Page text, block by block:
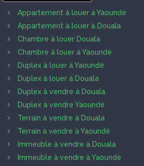
Appartement à louer à Yaoundé
Appartement à louer à Douala
Chambre à louer Douala
Chambre à louer à Yaoundé
Duplex à louer à Yaoundé
Duplex à louer à Douala
Duplex à vendre à Douala
Duplex à vendre Yaoundé
Terrain à vendre à Douala
Terrain à vendre à Yaoundé
Immeuble à vendre à Douala
Immeuble à vendre à Yaoundé